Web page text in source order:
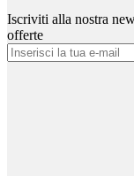
Iscriviti alla nostra
offerte